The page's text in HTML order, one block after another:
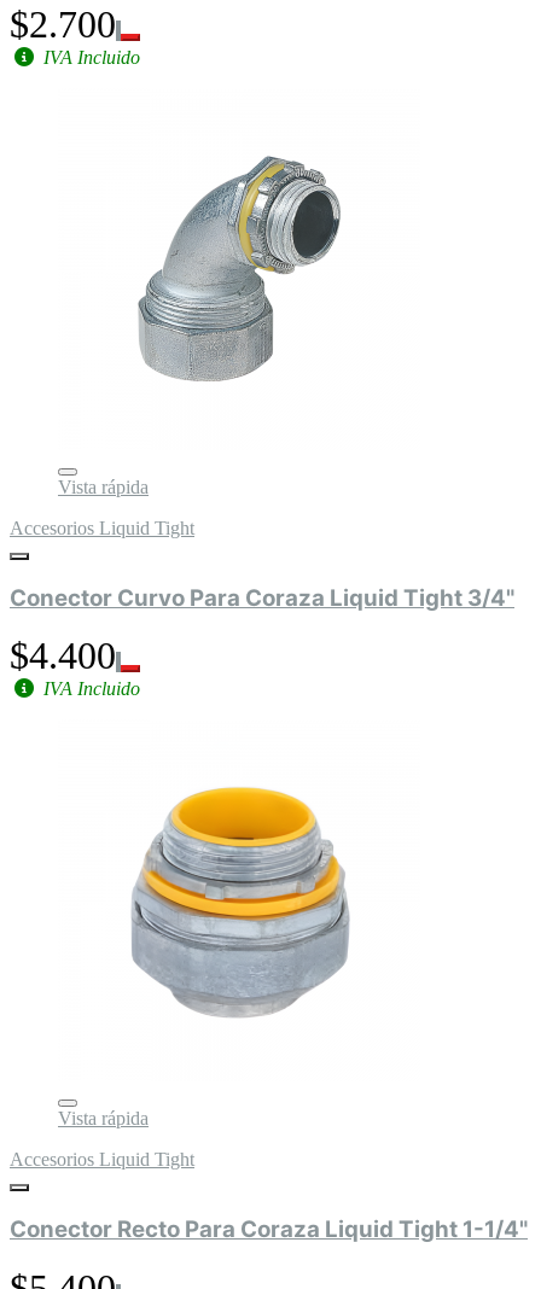
$2.700
IVA Incluido
Vista rápida
Accesorios Liquid Tight
Conector Curvo Para Coraza Liquid Tight 3/4"
$4.400
IVA Incluido
Vista rápida
Accesorios Liquid Tight
Conector Recto Para Coraza Liquid Tight 1-1/4"